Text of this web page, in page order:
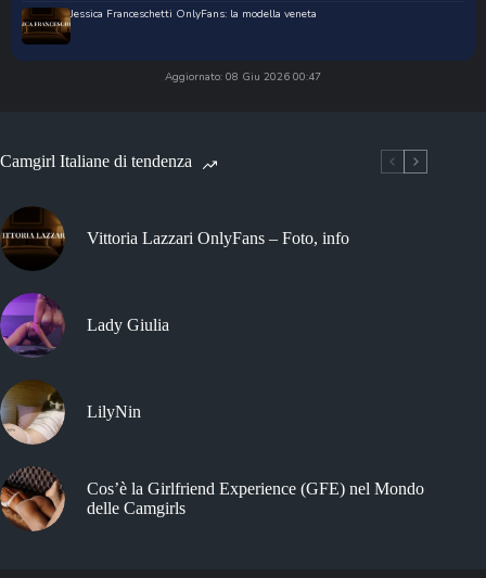
Jessica Franceschetti OnlyFans: la modella veneta
Aggiornato: 08 Giu 2026 00:47
Camgirl Italiane di tendenza
Vittoria Lazzari OnlyFans – Foto, info
Lady Giulia
LilyNin
Cos’è la Girlfriend Experience (GFE) nel Mondo
delle Camgirls